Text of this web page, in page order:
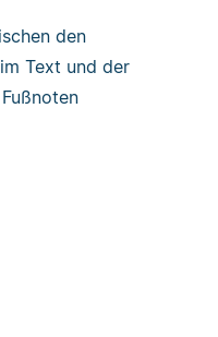
den
im Text und der